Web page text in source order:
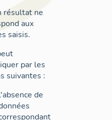
résultat ne
aux
saisis.
par les
suivantes :
de